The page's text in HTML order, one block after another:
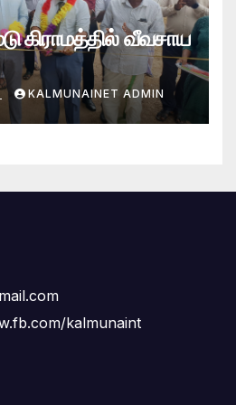
KALMUNAINET ADMIN
kalmunaint